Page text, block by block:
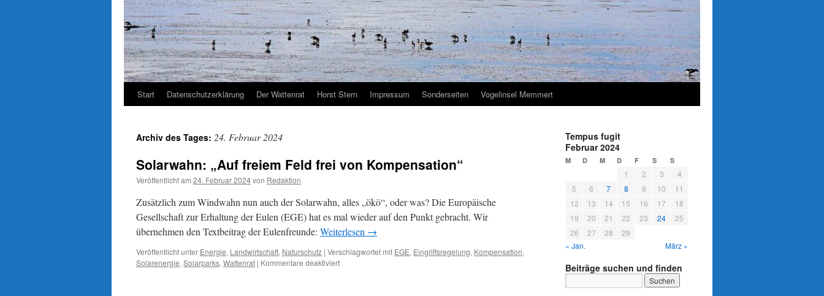
Start Datenschutzerklärung Der Wattenrat Horst Stern Impressum Sonderseiten Vogelinsel Memmert
Archiv des Tages: 24. Februar 2024
Solarwahn: „Auf freiem Feld frei von Kompensation“
Veröffentlicht am 24. Februar 2024von Redaktion
Zusätzlich zum Windwahn nun auch der Solarwahn, alles „ökö“, oder was? Die Europäische
Gesellschaft zur Erhaltung der Eulen (EGE) hat es mal wieder auf den Punkt gebracht. Wir
übernehmen den Textbeitrag der Eulenfreunde: Weiterlesen →
Veröffentlicht unter Energie, Landwirtschaft, Naturschutz | Verschlagwortet mit EGE, Eingriffsregelung, Kompensation,
Solarenergie, Solarparks, Wattenrat | Kommentare deaktiviertfür
Tempus fugit
Februar 2024
M D M D F S S
1 2 3
4
5
6 7 8 9 10
11
12
13 14 15 16 17
18
19
20 21 22 23 24
25
26
27 28
29
« Jan.
März »
Beiträge suchen und finden